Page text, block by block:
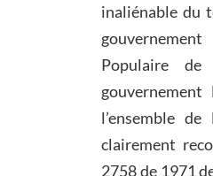
inaliénable du
Populaire
l’ensemble
clairement
2758 de 1971